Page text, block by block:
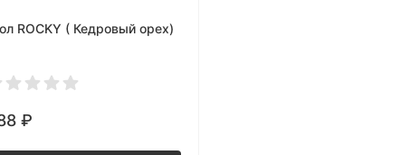
ROCKY ( Кедровый орех)
₽